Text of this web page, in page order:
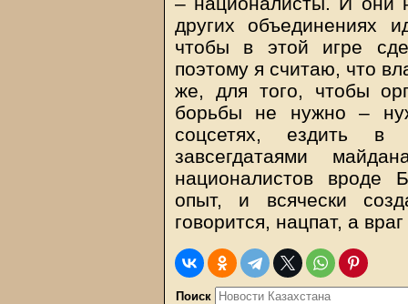
других объединениях
чтобы в этой игре
поэтому я считаю, что
же, для того, чтобы
борьбы не нужно –
соцсетях, ездить в
завсегдатаями
националистов вроде
опыт, и всячески
говорится, нацпат, а
Поиск